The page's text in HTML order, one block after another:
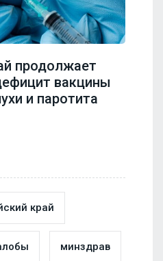
продолжает
вакцины
и паротита
край
минздрав